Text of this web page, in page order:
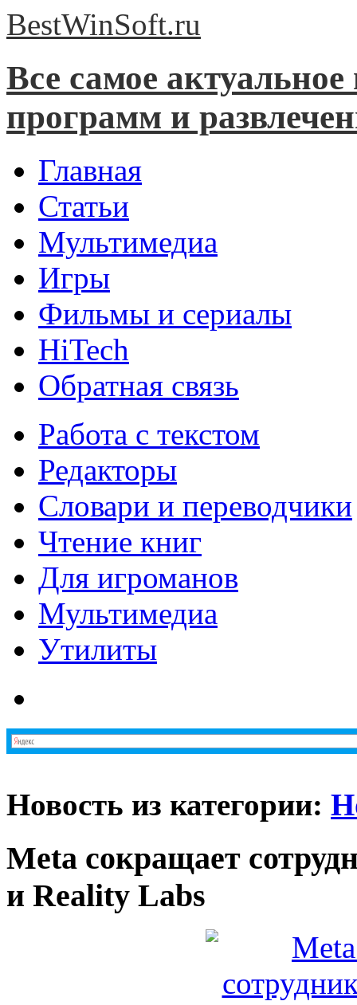
BestWinSoft.ru
Все самое
программ и
Главная
Статьи
Мультимедиа
Игры
Фильмы и сериалы
HiTech
Обратная связь
Работа с текстом
Редакторы
Словари и переводчики
Чтение книг
Для игроманов
Мультимедиа
Утилиты
Новость из категории:
Meta сокращает
и Reality Labs